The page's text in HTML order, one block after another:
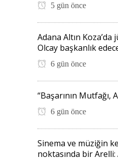
5 gün önce
Adana Altın
Olcay başkanlık
6 gün önce
“Başarının Mutfağı,
6 gün önce
Sinema ve müziğin
noktasında bir Arelli: